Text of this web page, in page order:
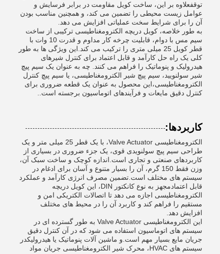
توقفعلاوه بر این، ساخت کویل مقاومت در برابر فرسایش و
عوامل زیست محیطی را تضمین می کند، و همچنین مناسب بودن
آن را برای شرایط سخت عملیاتی افزایش می دهد.
به طور خلاصه، کویل دریچه الکترومغناطیسی ترکیبی از ساخت
سیم مس با دوام، قابلیت چرخه کار مداوم و قدرت 10 وات با
قطر کویل 25 میلی متری را ترکیب می کند.این ویژگی ها به طور
کلی یک راه حل کارآمد و قابل اعتماد برای کنترل شیرهای
هیدرولیک و پنوماتیک را فراهم می کنند. چه به عنوان یک سیم پیچ
شیر سولنویید، سیم پیچ شیر الکترومغناطیسی، یا سیم پیچ کنترل
الکترومغناطیسی،این محصول به عنوان یک قطعه ضروری برای
کنترل دقیق مایعات و فرآیندهای اتوماسیون برجسته است..
کاربردها:
الکترومغناطیسی Valve Actuator، با یک قطر 25 میلی متر و یک
طراحی سیم پیچ سولنویدی قوی، یک جزء ضروری در بسیاری از
کاربردهای صنعتی و تجاری است.اندازه کوچک و ساخت سبک آن،
وزن فقط 150 گرم، آن را بسیار متنوع و آسان برای ادغام در
سیستم های مختلف است.تضمین مصرف انرژی کارآمد و عملکرد
قابل اعتمادمجهز به نوع کانکتور DIN، این کویل دریچه
الکترومغناطیسی اجازه می دهد تا اتصالات الکتریکی امن و
مستقیم را فراهم کند و کاربرد آن را در محیط های مختلف
افزایش دهد.
این الکترومغناطیسی Valve Actuator به طور گسترده ای در
سیستم های اتوماسیون استفاده می شود که در آن کنترل دقیق
جریان مایع بسیار مهم است.و ماشین آلات پنوماتیک یا هیدرولیکدر
سیستم های HVAC، محرک شیر الکترومغناطیسی جریان مواد